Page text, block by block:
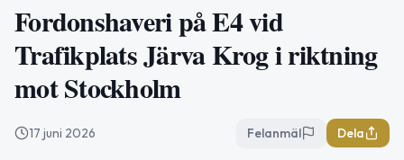
Fordonshaveri på E4 vid
Trafikplats Järva Krog i riktning
mot Stockholm
17 juni 2026 Felanmäl Dela